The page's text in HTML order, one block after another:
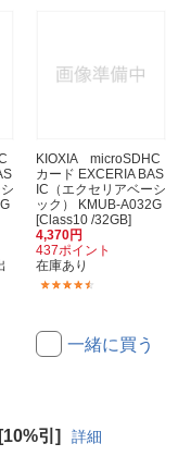
KIOXIA microSDHC
カード EXCERIA BAS
IC（エクセリアベーシ
ック） KMUB-A032G
[Class10 /32GB]
4,370円
437ポイント
在庫あり
一緒に買う
引] 詳細